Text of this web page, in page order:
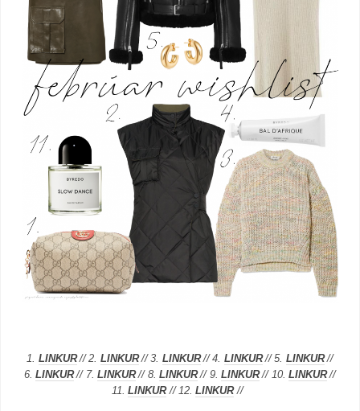
1. LINKUR// 2. LINKUR// 3. LINKUR// 4. LINKUR// 5. LINKUR//
6. LINKUR// 7. LINKUR// 8. LINKUR// 9. LINKUR// 10. LINKUR//
11.LINKUR// 12.LINKUR//